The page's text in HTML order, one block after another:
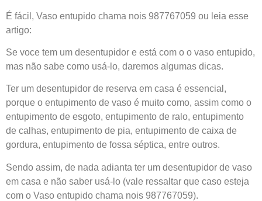
É fácil, Vaso entupido chama nois 987767059 ou leia esse
artigo:
Se voce tem um desentupidor e está com o o vaso entupido,
mas não sabe como usá-lo, daremos algumas dicas.
Ter um desentupidor de reserva em casa é essencial,
porque o entupimento de vaso é muito como, assim como o
entupimento de esgoto, entupimento de ralo, entupimento
de calhas, entupimento de pia, entupimento de caixa de
gordura, entupimento de fossa séptica, entre outros.
Sendo assim, de nada adianta ter um desentupidor de vaso
em casa e não saber usá-lo (vale ressaltar que caso esteja
com o Vaso entupido chama nois 987767059).